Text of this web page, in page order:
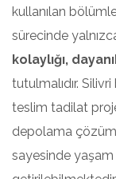
kullanılan
sürecinde
kolaylığı,
tutulmalıdır.
teslim tadilat
depolama
sayesinde yaşam